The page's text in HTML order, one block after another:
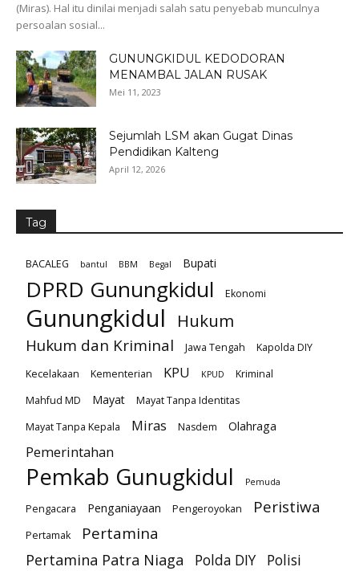
(Miras). Hal itu dinilai menjadi salah satu penyebab munculnya
persoalan sosial...
GUNUNGKIDUL KEDODORAN
MENAMBAL JALAN RUSAK
Mei 11, 2023
Sejumlah LSM akan Gugat Dinas
Pendidikan Kalteng
April 12, 2026
Tag
BACALEG bantul BBM Begal Bupati
DPRD Gunungkidul Ekonomi
Gunungkidul Hukum
Hukum dan Kriminal Jawa Tengah
Kapolda DIY
Kecelakaan
Kementerian KPU KPUD
Kriminal
Mahfud MD
Mayat
Mayat Tanpa Identitas
Mayat Tanpa Kepala
Miras Nasdem Olahraga
Pemerintahan
Pemkab Gunugkidul Pemuda
Pengacara Penganiayaan Pengeroyokan Peristiwa
Pertamak Pertamina
Pertamina Patra Niaga Polda DIY
Polisi